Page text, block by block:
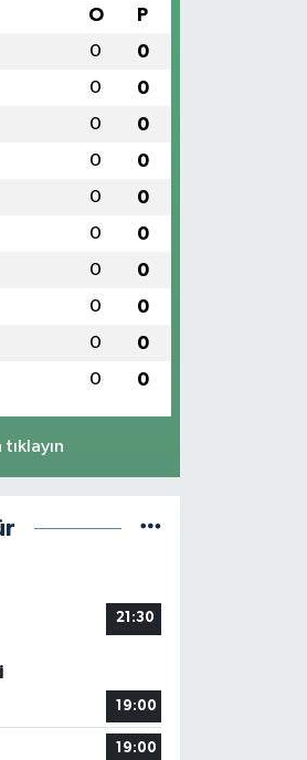
O P
0 0
0 0
0 0
0 0
0 0
0 0
0 0
0 0
0 0
0 0
21:30
19:00
19:00